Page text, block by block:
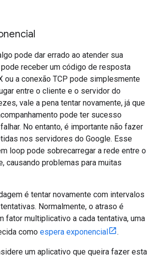
pode dar errado ao atender sua
receber um código de resposta
ou a conexão TCP pode simplesmente
entre o cliente e o servidor do
vale a pena tentar novamente, já que
pode ter sucesso
No entanto, é importante não fazer
nos servidores do Google. Esse
loop pode sobrecarregar a rede entre o
causando problemas para muitas
é tentar novamente com intervalos
Normalmente, o atraso é
fator multiplicativo a cada tentativa, uma
como espera exponencial .
um aplicativo que queira fazer esta